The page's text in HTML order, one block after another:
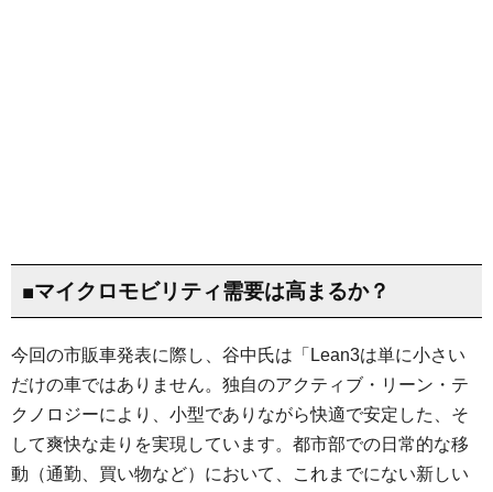
■マイクロモビリティ需要は高まるか？
今回の市販車発表に際し、谷中氏は「Lean3は単に小さい
だけの車ではありません。独自のアクティブ・リーン・テ
クノロジーにより、小型でありながら快適で安定した、そ
して爽快な走りを実現しています。都市部での日常的な移
動（通勤、買い物など）において、これまでにない新しい